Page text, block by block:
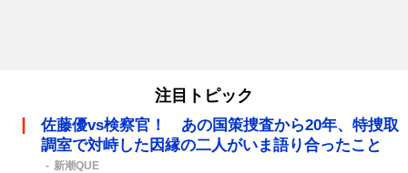
注目トピック
佐藤優vs検察官！ あの国策捜査から20年、特捜取
調室で対峙した因縁の二人がいま語り合ったこと
新潮QUE